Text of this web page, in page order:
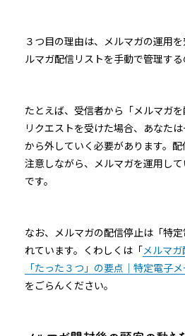
３つ目の理由は、メルマガの運用
ルマガ配信リストを手動で管理する
たとえば、受信者から「メルマガ
リクエストを受けた場合、あなた
から外していく必要があります。
注意しながら、メルマガを運用し
です。
なお、メルマガの配信停止は「特
れています。くわしくは「メルマ
「たった３つ」の要点｜特定電子メ
をごらんください。